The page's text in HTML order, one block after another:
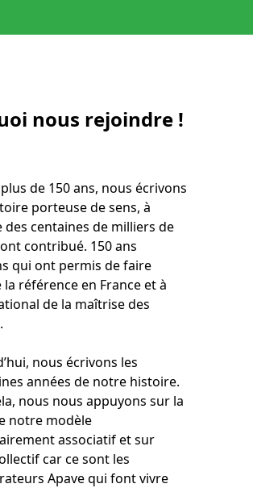
nous rejoindre !
de 150 ans, nous écrivons
porteuse de sens, à
des centaines de milliers de
contribué. 150 ans
qui ont permis de faire
la référence en France et à
de la maîtrise des
nous écrivons les
années de notre histoire.
nous nous appuyons sur la
notre modèle
associatif et sur
car ce sont les
Apave qui font vivre